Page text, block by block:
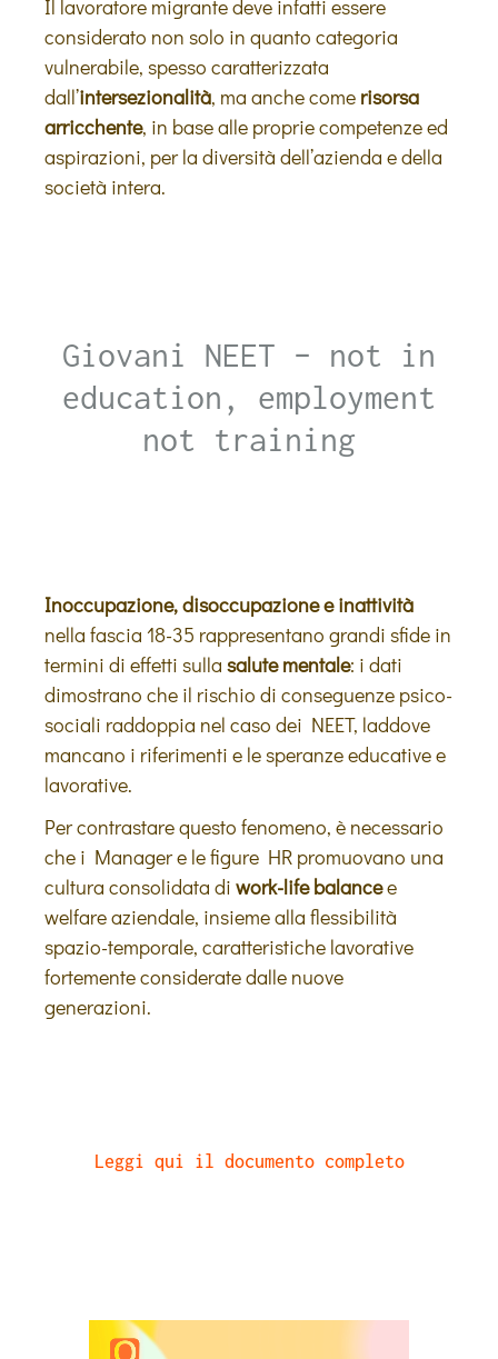
Il lavoratore migrante deve infatti essere
considerato non solo in quanto categoria
vulnerabile, spesso caratterizzata
dall’intersezionalità, ma anche come risorsa
arricchente, in base alle proprie competenze ed
aspirazioni, per la diversità dell’azienda e della
società intera.
Giovani NEET – not in
education, employment
not training
Inoccupazione, disoccupazione e inattività
nella fascia 18-35 rappresentano grandi sfide in
termini di effetti sulla salute mentale: i dati
dimostrano che il rischio di conseguenze psico-
sociali raddoppia nel caso dei NEET, laddove
mancano i riferimenti e le speranze educative e
lavorative.
Per contrastare questo fenomeno, è necessario
che i Manager e le figure HR promuovano una
cultura consolidata di work-life balancee
welfare aziendale, insieme alla flessibilità
spazio-temporale, caratteristiche lavorative
fortemente considerate dalle nuove
generazioni.
Leggi qui il documento completo